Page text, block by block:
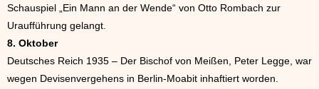
Schauspiel „Ein Mann an der Wende“ von Otto Rombach zur
Uraufführung gelangt.
8. Oktober
Deutsches Reich 1935 – Der Bischof von Meißen, Peter Legge, war
wegen Devisenvergehens in Berlin-Moabit inhaftiert worden.